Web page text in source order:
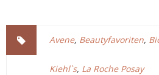
Avene, Beautyfavoriten,
Kiehl`s, La Roche Posay